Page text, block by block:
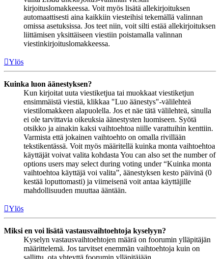
kirjoituslomakkeessa. Voit myös lisätä allekirjoituksen
automaattisesti aina kaikkiin viesteihisi tekemällä valinnan
omissa asetuksissa. Jos teet niin, voit silti estää allekirjoituksen
liittämisen yksittäiseen viestiin poistamalla valinnan
viestinkirjoituslomakkeessa.
Ylös
Kuinka luon äänestyksen?
Kun kirjoitat uuta viestiketjua tai muokkaat viestiketjun
ensimmäistä viestiä, klikkaa "Luo äänestys"-välilehteä
viestilomakkeen alapuolella. Jos et näe tätä välilehteä, sinulla
ei ole tarvittavia oikeuksia äänestysten luomiseen. Syötä
otsikko ja ainakin kaksi vaihtoehtoa niille varattuihin kenttiin.
Varmista että jokainen vaihtoehto on omalla rivillään
tekstikentässä. Voit myös määritellä kuinka monta vaihtoehtoa
käyttäjät voivat valita kohdasta You can also set the number of
options users may select during voting under “Kuinka monta
vaihtoehtoa käyttäjä voi valita”, äänestyksen kesto päivinä (0
kestää loputtomasti) ja viimeisenä voit antaa käyttäjille
mahdollisuuden muuttaa ääntään.
Ylös
Miksi en voi lisätä vastausvaihtoehtoja kyselyyn?
Kyselyn vastausvaihtoehtojen määrä on foorumin ylläpitäjän
määrittelemä. Jos tarvitset enemmän vaihtoehtoja kuin on
sallittu, ota yhteyttä foorumin ylläpitäjään.